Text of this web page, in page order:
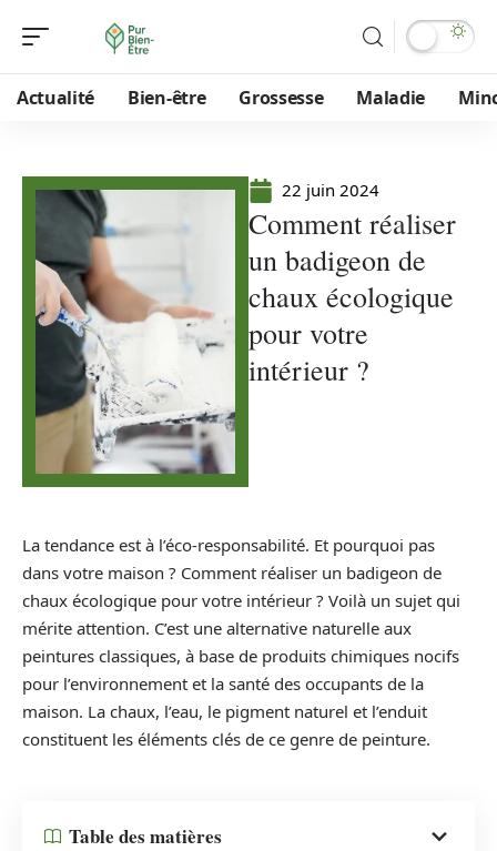
Actualité Bien-être Grossesse Maladie
22 juin 2024
Comment réaliser
un badigeon de
chaux écologique
pour votre
intérieur ?
La tendance est à l’éco-responsabilité. Et pourquoi pas
dans votre maison ? Comment réaliser un badigeon de
chaux écologique pour votre intérieur ? Voilà un sujet qui
mérite attention. C’est une alternative naturelle aux
peintures classiques, à base de produits chimiques nocifs
pour l’environnement et la santé des occupants de la
maison. La chaux, l’eau, le pigment naturel et l’enduit
constituent les éléments clés de ce genre de peinture.
Table des matières